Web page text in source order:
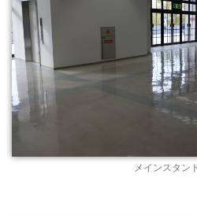
メインスタン